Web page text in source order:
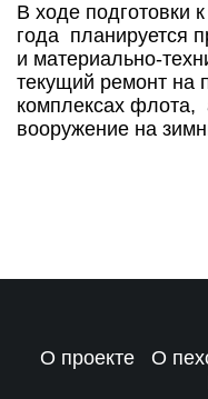
В ходе подготовки
года планируется
и материально-
текущий ремонт на
комплексах флота,
вооружение на
О проекте О